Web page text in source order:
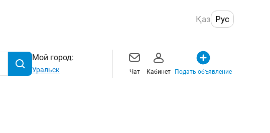
Қаз Рус
Мой город:
Уральск Чат Кабинет Подать объявление